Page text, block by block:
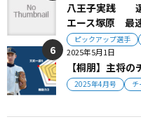
八王子実践 選
エース塚原 最
ピックアップ選手
2025年5月1日
【桐朋】主将
2025年4月号